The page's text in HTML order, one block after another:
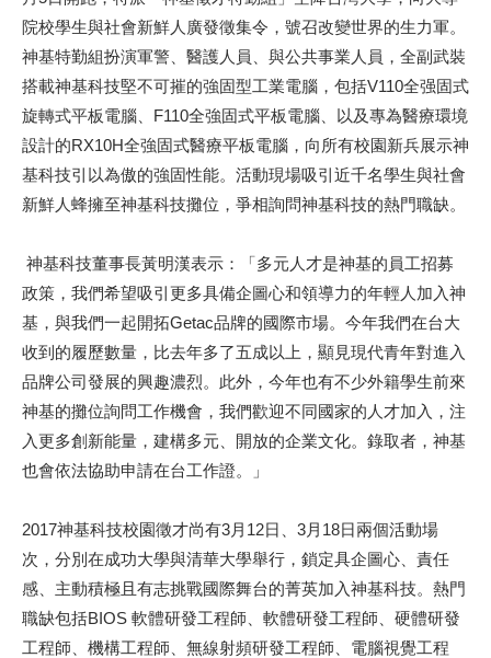
院校學生與社會新鮮人廣發徵集令，號召改變世界的生力軍。
神基特勤組扮演軍警、醫護人員、與公共事業人員，全副武裝
搭載神基科技堅不可摧的強固型工業電腦，包括V110全强固式
旋轉式平板電腦、F110全強固式平板電腦、以及專為醫療環境
設計的RX10H全強固式醫療平板電腦，向所有校園新兵展示神
基科技引以為傲的強固性能。活動現場吸引近千名學生與社會
新鮮人蜂擁至神基科技攤位，爭相詢問神基科技的熱門職缺。
神基科技董事長黃明漢表示：「多元人才是神基的員工招募
政策，我們希望吸引更多具備企圖心和領導力的年輕人加入神
基，與我們一起開拓Getac品牌的國際市場。今年我們在台大
收到的履歷數量，比去年多了五成以上，顯見現代青年對進入
品牌公司發展的興趣濃烈。此外，今年也有不少外籍學生前來
神基的攤位詢問工作機會，我們歡迎不同國家的人才加入，注
入更多創新能量，建構多元、開放的企業文化。錄取者，神基
也會依法協助申請在台工作證。」
2017神基科技校園徵才尚有3月12日、3月18日兩個活動場
次，分別在成功大學與清華大學舉行，鎖定具企圖心、責任
感、主動積極且有志挑戰國際舞台的菁英加入神基科技。熱門
職缺包括BIOS 軟體研發工程師、軟體研發工程師、硬體研發
工程師、機構工程師、無線射頻研發工程師、電腦視覺工程